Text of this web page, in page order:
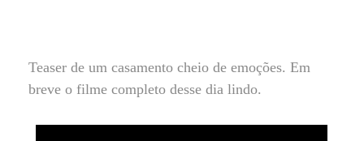
Teaser de um casamento cheio de emoções. Em
breve o filme completo desse dia lindo.